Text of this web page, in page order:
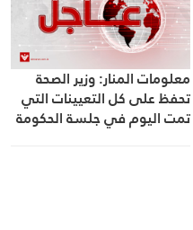
معلومات المنار: وزير الصحة
تحفظ على كل التعيينات التي
تمت اليوم في جلسة الحكومة